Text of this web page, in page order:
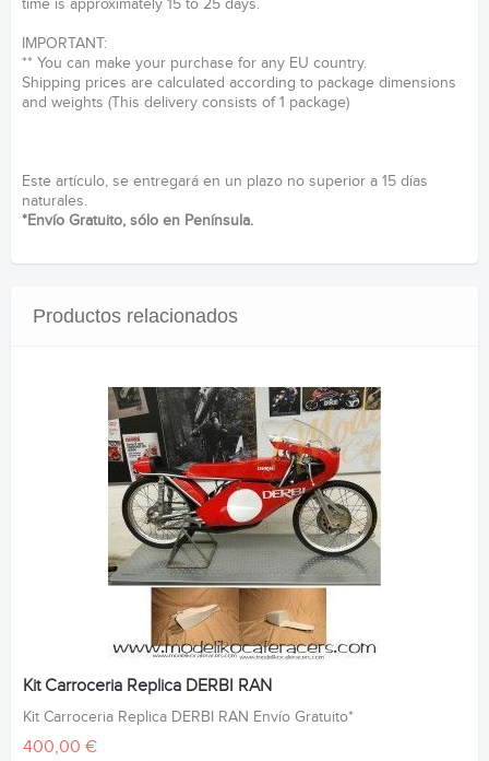
time is approximately 15 to 25 days.
IMPORTANT:
** You can make your purchase for any EU country.
Shipping prices are calculated according to package dimensions
and weights (This delivery consists of 1 package)
Este artículo, se entregará en un plazo no superior a 15 días
naturales.
*Envío Gratuito, sólo en Península.
Productos relacionados
Kit Carroceria Replica DERBI RAN
Kit Carroceria Replica DERBI RAN Envío Gratuito*
400,00 €